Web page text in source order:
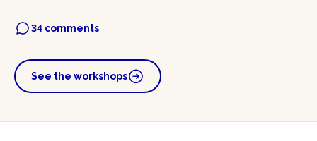
34 comments
See the workshops